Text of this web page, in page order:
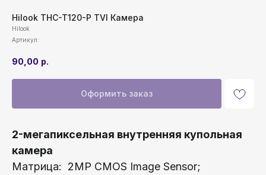
Hilook THC-T120-P TVI Камера
Hilook
Артикул:
90,00 р.
Оформить заказ
2-мегапиксельная внутренняя купольная
камера
Матрица: 2MP CMOS Image Sensor;